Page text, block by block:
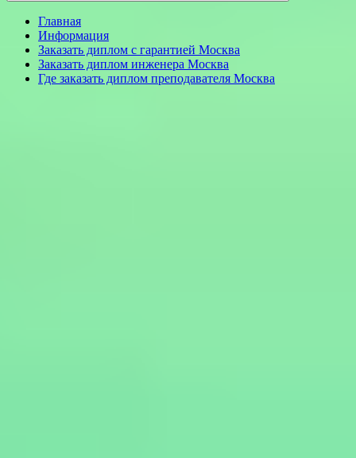
Главная
Информация
Заказать диплом с гарантией Москва
Заказать диплом инженера Москва
Где заказать диплом преподавателя Москва